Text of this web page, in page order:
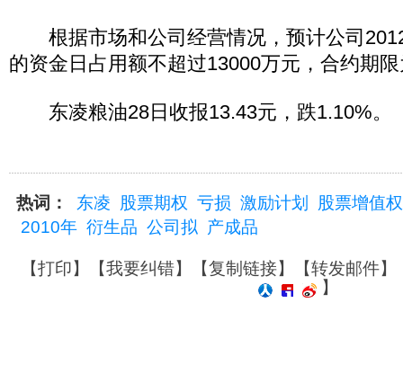
根据市场和公司经营情况，预计公司
的资金日占用额不超过13000万元，合约期
东凌粮油28日收报13.43元，跌1.10%。
热词： 东凌 股票期权 亏损 激励计划
股票增值权
2010年 衍生品 公司拟 产成品
【打印】【我要纠错】【复制链接】【转发邮件】
】